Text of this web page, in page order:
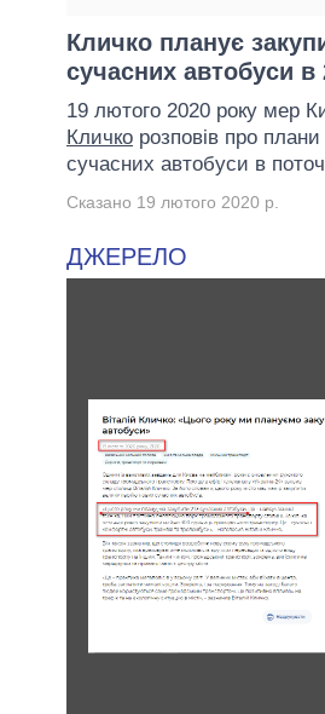
МЕРИ МІСТ
ПОРІВНЯННЯ
Кличко планує
сучасних автобуси в
19 лютого 2020 року мер
Кличко розповів про
сучасних автобуси в
Сказано 19 лютого 2020 р.
ДЖЕРЕЛО